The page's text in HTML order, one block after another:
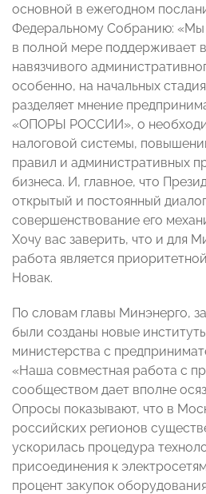
основной в ежегодном
Федеральному Собранию: «Мы
в полной мере поддерживает
навязчивого
особенно, на начальных
разделяет мнение
«ОПОРЫ РОССИИ», о
налоговой системы,
правил и административных
бизнеса. И, главное, что
открытый и постоянный
совершенствование его
Хочу вас заверить, что и для
работа является
Новак.
По словам главы Минэнерго,
были созданы новые
министерства с
«Наша совместная работа с
сообществом дает вполне
Опросы показывают, что в
российских регионов
ускорилась процедура
присоединения к
процент закупок